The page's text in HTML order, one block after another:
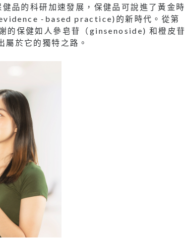
品的科研加速發展，保健品可說進了黃金時
-based practice)的新時代。從第
的保健如人參皂苷（ginsenoside) 和橙皮苷
於它的獨特之路。